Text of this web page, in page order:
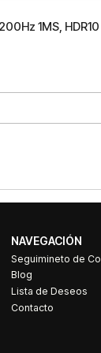
1MS, HDR10
NAVEGACIÓN
Seguimineto de
Blog
Lista de Deseos
Contacto